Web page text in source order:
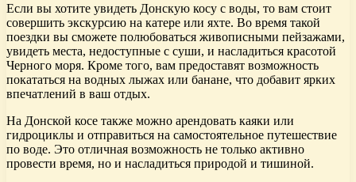
Если вы хотите увидеть Донскую косу с воды, то вам стоит
совершить экскурсию на катере или яхте. Во время такой
поездки вы сможете полюбоваться живописными пейзажами,
увидеть места, недоступные с суши, и насладиться красотой
Черного моря. Кроме того, вам предоставят возможность
покататься на водных лыжах или банане, что добавит ярких
впечатлений в ваш отдых.
На Донской косе также можно арендовать каяки или
гидроциклы и отправиться на самостоятельное путешествие
по воде. Это отличная возможность не только активно
провести время, но и насладиться природой и тишиной.